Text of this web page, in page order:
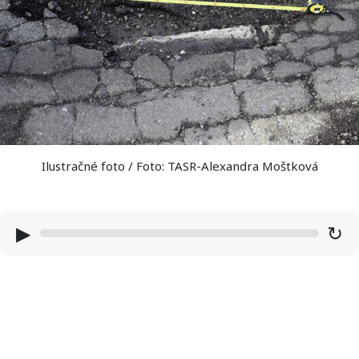
Ilustračné foto / Foto: TASR-Alexandra Moštková
▶ ↻